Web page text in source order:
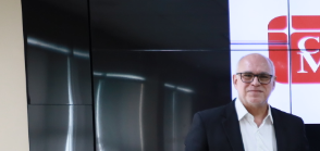
Image